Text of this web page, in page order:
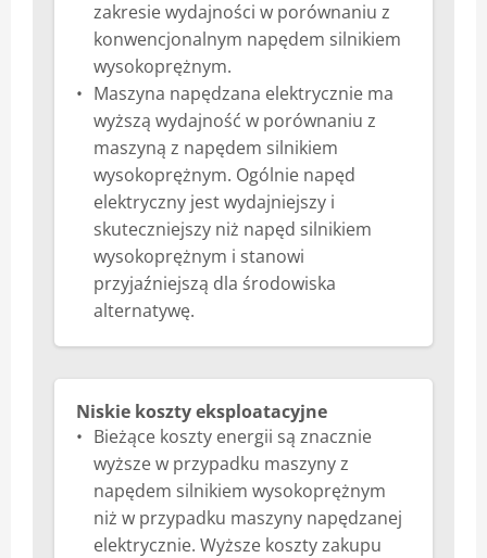
zakresie wydajności w porównaniu z
konwencjonalnym napędem silnikiem
wysokoprężnym.
Maszyna napędzana elektrycznie ma
wyższą wydajność w porównaniu z
maszyną z napędem silnikiem
wysokoprężnym. Ogólnie napęd
elektryczny jest wydajniejszy i
skuteczniejszy niż napęd silnikiem
wysokoprężnym i stanowi
przyjaźniejszą dla środowiska
alternatywę.
Niskie koszty eksploatacyjne
Bieżące koszty energii są znacznie
wyższe w przypadku maszyny z
napędem silnikiem wysokoprężnym
niż w przypadku maszyny napędzanej
elektrycznie. Wyższe koszty zakupu